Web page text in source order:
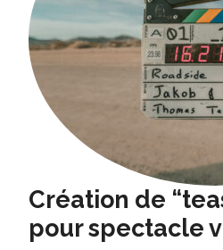
Création de
pour spectacle